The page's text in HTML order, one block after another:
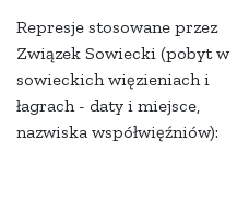
Represje stosowane przez
Związek Sowiecki (pobyt w
sowieckich więzieniach i
łagrach - daty i miejsce,
nazwiska współwięźniów):